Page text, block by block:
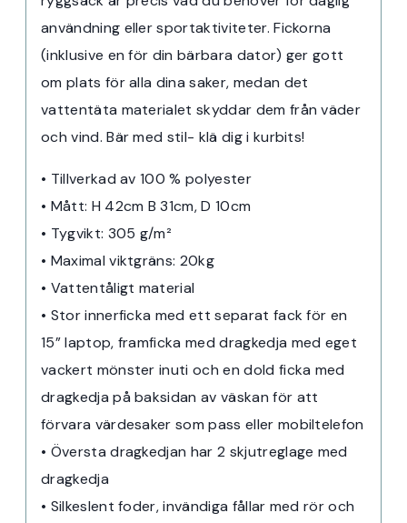
användning eller sportaktiviteter. Fickorna
(inklusive en för din bärbara dator) ger gott
om plats för alla dina saker, medan det
vattentäta materialet skyddar dem från väder
och vind. Bär med stil- klä dig i kurbits!
• Tillverkad av 100 % polyester
• Mått: H 42cm B 31cm, D 10cm
• Tygvikt: 305 g/m²
• Maximal viktgräns: 20kg
• Vattentåligt material
• Stor innerficka med ett separat fack för en
15” laptop, framficka med dragkedja med eget
vackert mönster inuti och en dold ficka med
dragkedja på baksidan av väskan för att
förvara värdesaker som pass eller mobiltelefon
• Översta dragkedjan har 2 skjutreglage med
dragkedja
• Silkeslent foder, invändiga fållar med rör och